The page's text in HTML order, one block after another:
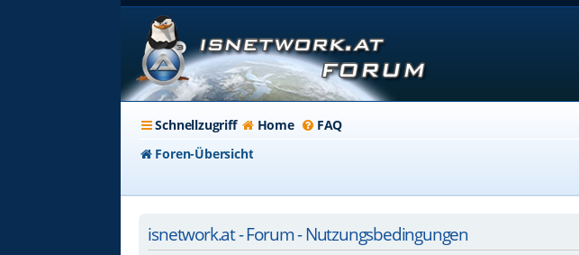
Schnellzugriff Home FAQ
Foren-Übersicht
isnetwork.at - Forum - Nutzungsbedingungen